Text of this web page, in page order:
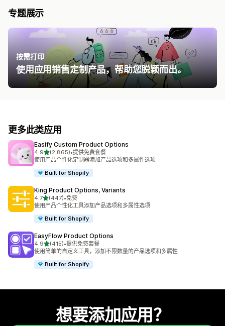
专题展示
按需打印
使用应用销售定制产品，帮助您脱颖而出。
更多此类应用
Easify Custom Product Options
4.9星（满分 5 星）
(2,865)
总共 2865 条评论
•提供免费套餐
使用产品个性化定制器添加产品选项和多属性选项
Built for Shopify
King Product Options, Variants
4.7星（满分 5 星）
(447)
总共 447 条评论
•免费
使用产品个性化工具添加产品选项和多属性选项
Built for Shopify
EasyFlow Product Options
4.9星（满分 5 星）
(415)
总共 415 条评论
•提供免费套餐
使用简单的自定义工具，添加不限数量的产品选项和多属性
Built for Shopify
想要添加应用？